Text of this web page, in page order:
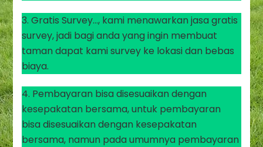
3. Gratis Survey…, kami menawarkan jasa gratis
survey, jadi bagi anda yang ingin membuat
taman dapat kami survey ke lokasi dan bebas
biaya.
4. Pembayaran bisa disesuaikan dengan
kesepakatan bersama, untuk pembayaran
bisa disesuaikan dengan kesepakatan
bersama, namun pada umumnya pembayaran